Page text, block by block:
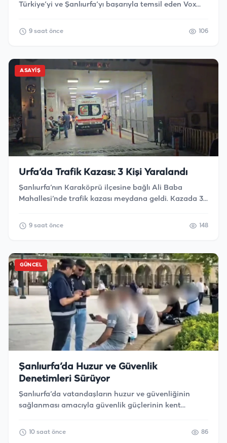
Türkiye’yi ve Şanlıurfa’yı başarıyla temsil eden Vox
kategorisinde en yüksek puanı alarak dünya
9 saat önce 106
ASAYIŞ
Urfa’da Trafik Kazası: 3 Kişi Yaralandı
Şanlıurfa’nın Karaköprü ilçesine bağlı Ali Baba
Mahallesi’nde trafik kazası meydana geldi. Kazada 3
9 saat önce 148
GÜNCEL
Şanlıurfa’da Huzur ve Güvenlik
Denetimleri Sürüyor
Şanlıurfa’da vatandaşların huzur ve güvenliğinin
sağlanması amacıyla güvenlik güçlerinin kent
Şanlıurfa Valisi Hasan Şıldak, kentte asayiş ve
10 saat önce 86